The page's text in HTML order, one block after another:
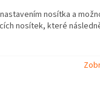
nosítka a
nosítek, které